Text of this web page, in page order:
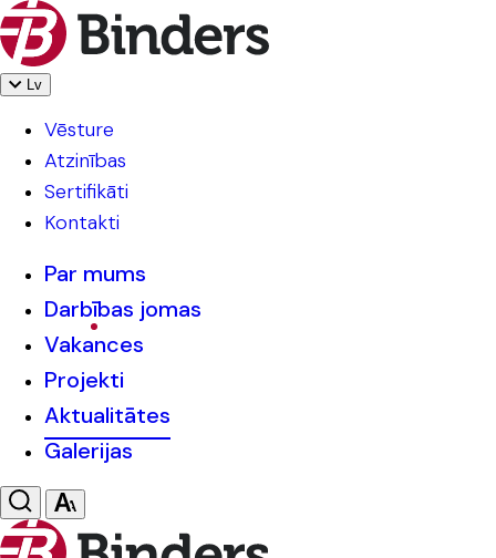
Lv
Vēsture
Atzinības
Sertifikāti
Kontakti
Par mums
Darbības jomas
Vakances
Projekti
Aktualitātes
Galerijas